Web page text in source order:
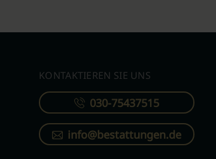
KONTAKTIEREN SIE UNS
030-75437515
info@bestattungen.de